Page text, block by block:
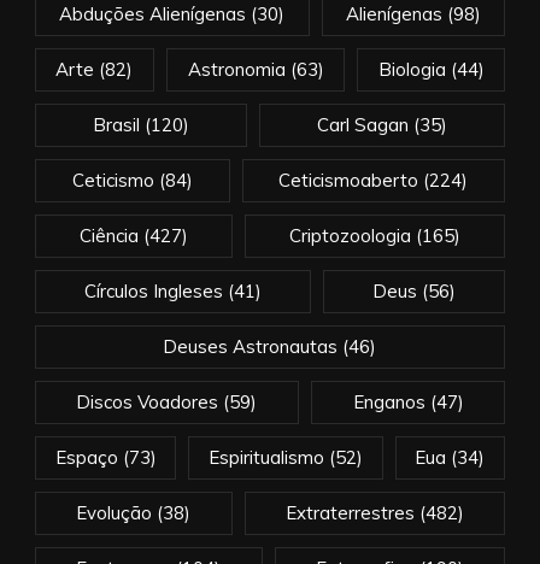
Abduções Alienígenas (30) Alienígenas (98)
Arte (82) Astronomia (63) Biologia (44)
Brasil (120) Carl Sagan (35)
Ceticismo (84) Ceticismoaberto (224)
Ciência (427) Criptozoologia (165)
Círculos Ingleses (41) Deus (56)
Deuses Astronautas (46)
Discos Voadores (59) Enganos (47)
Espaço (73) Espiritualismo (52) Eua (34)
Evolução (38) Extraterrestres (482)